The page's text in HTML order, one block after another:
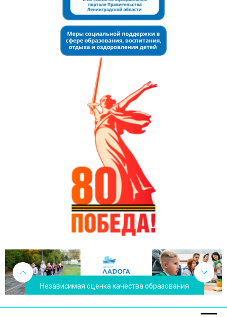
Независимая оценка качества образования